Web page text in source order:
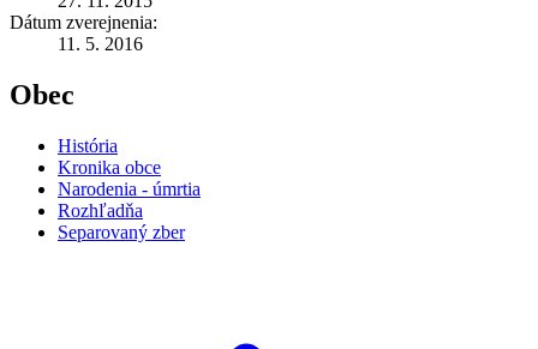
Dátum zverejnenia:
11. 5. 2016
Obec
História
Kronika obce
Narodenia - úmrtia
Rozhľadňa
Separovaný zber